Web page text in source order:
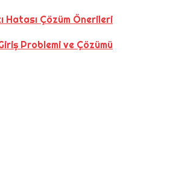
Hatası Çözüm Önerileri
Problemi ve Çözümü